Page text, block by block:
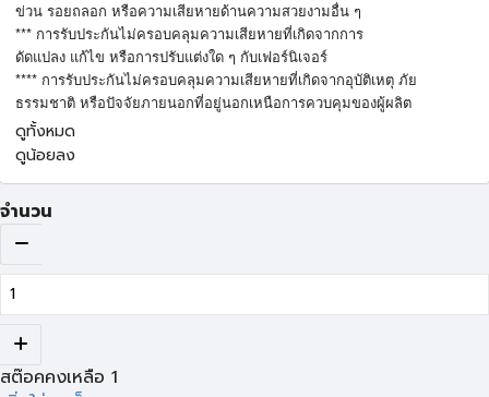
ข่วน รอยถลอก หรือความเสียหายด้านความสวยงามอื่น ๆ
*** การรับประกันไม่ครอบคลุมความเสียหายที่เกิดจากการ
ดัดแปลง แก้ไข หรือการปรับแต่งใด ๆ กับเฟอร์นิเจอร์
**** การรับประกันไม่ครอบคลุมความเสียหายที่เกิดจากอุบัติเหตุ ภัย
ธรรมชาติ หรือปัจจัยภายนอกที่อยู่นอกเหนือการควบคุมของผู้ผลิต
ดูทั้งหมด
ดูน้อยลง
จำนวน
สต๊อคคงเหลือ 1